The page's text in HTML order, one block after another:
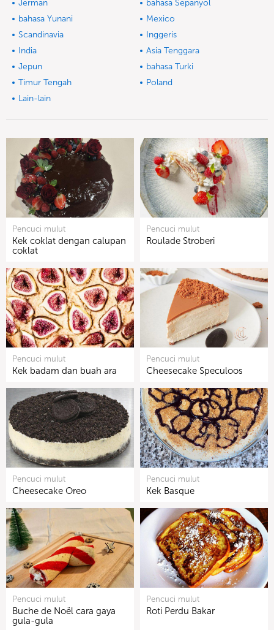
Jerman
bahasa Sepanyol
bahasa Yunani
Mexico
Scandinavia
Inggeris
India
Asia Tenggara
Jepun
bahasa Turki
Timur Tengah
Poland
Lain-lain
Pencuci mulut
Kek coklat dengan calupan
coklat
Pencuci mulut
Roulade Stroberi
Pencuci mulut
Kek badam dan buah ara
Pencuci mulut
Cheesecake Speculoos
Pencuci mulut
Cheesecake Oreo
Pencuci mulut
Kek Basque
Pencuci mulut
Buche de Noël cara gaya
gula-gula
Pencuci mulut
Roti Perdu Bakar